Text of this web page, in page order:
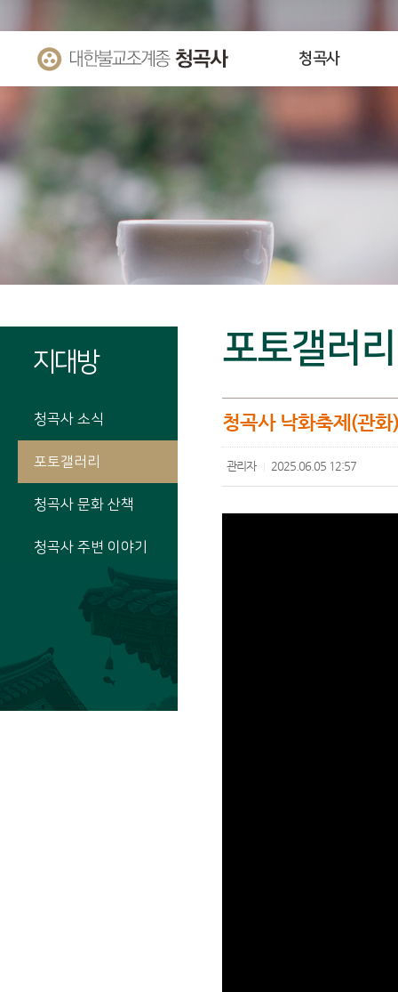
청곡사
지대방
청곡사 소식
포토갤러리
청곡사 문화 산책
청곡사 주변 이야기
포토갤러리
청곡사 낙화축제(관
관리자 2025.06.05 12:57